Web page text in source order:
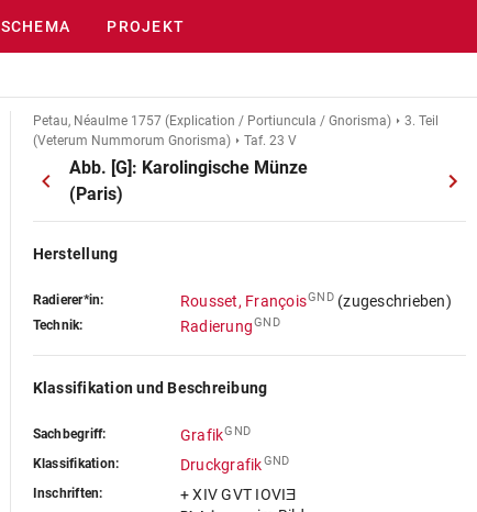
SCHEMA PROJEKT
Petau, Néaulme 1757 (Explication / Portiuncula / Gnorisma)
3. Teil
(Veterum Nummorum Gnorisma)
Taf. 23 V
Abb. [G]: Karolingische Münze
(Paris)
Herstellung
Radierer*in: Rousset, FrançoisGND(zugeschrieben)
Technik: RadierungGND
Klassifikation und Beschreibung
Sachbegriff: GrafikGND
Klassifikation: DruckgrafikGND
Inschriften: + XIV GVT IOVIƎ